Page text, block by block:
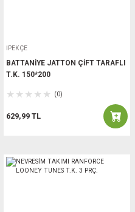
İPEKÇE
BATTANİYE JATTON ÇİFT TARAFLI
T.K. 150*200
(0)
629,99 TL